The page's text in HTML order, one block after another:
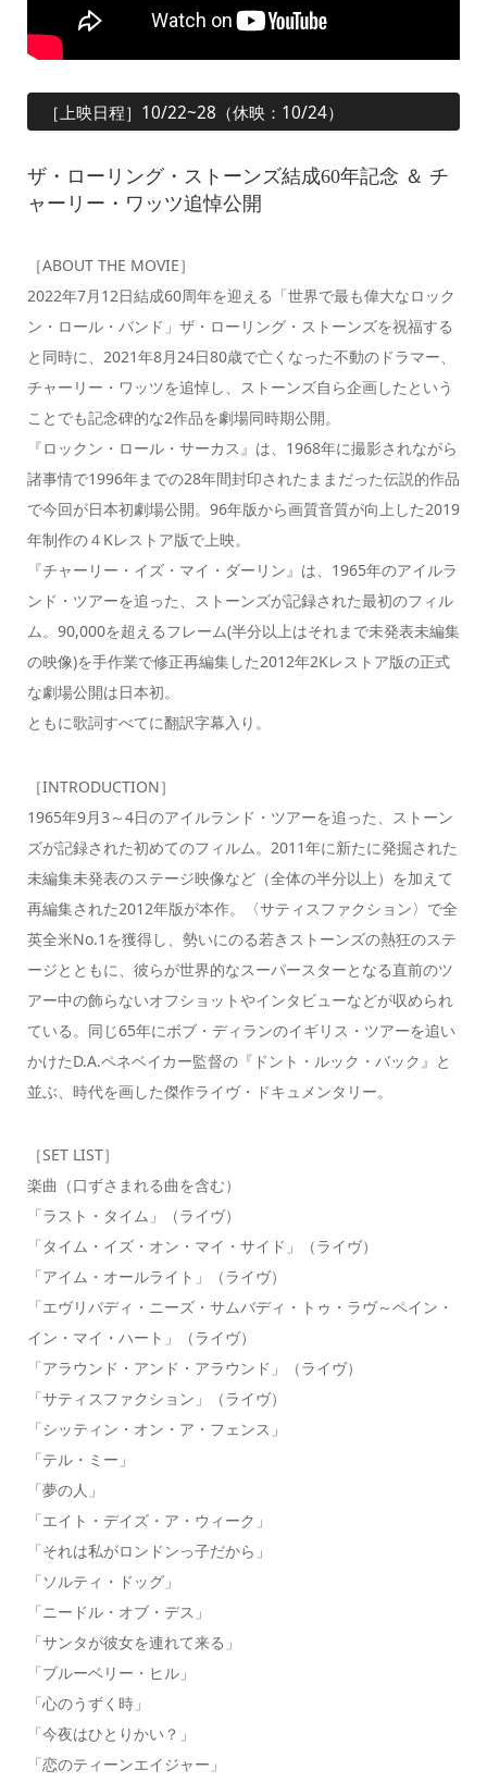
［上映日程］10/22~28（休映：10/24）
ザ・ローリング・ストーンズ結成60年記念 ＆ チ
ャーリー・ワッツ追悼公開
［ABOUT THE MOVIE］
2022年7月12日結成60周年を迎える「世界で最も偉大なロック
ン・ロール・バンド」ザ・ローリング・ストーンズを祝福する
と同時に、2021年8月24日80歳で亡くなった不動のドラマー、
チャーリー・ワッツを追悼し、ストーンズ自ら企画したという
ことでも記念碑的な2作品を劇場同時期公開。
『ロックン・ロール・サーカス』は、1968年に撮影されながら
諸事情で1996年までの28年間封印されたままだった伝説的作品
で今回が日本初劇場公開。96年版から画質音質が向上した2019
年制作の４Kレストア版で上映。
『チャーリー・イズ・マイ・ダーリン』は、1965年のアイルラ
ンド・ツアーを追った、ストーンズが記録された最初のフィル
ム。90,000を超えるフレーム(半分以上はそれまで未発表未編集
の映像)を手作業で修正再編集した2012年2Kレストア版の正式
な劇場公開は日本初。
ともに歌詞すべてに翻訳字幕入り。
［INTRODUCTION］
1965年9月3～4日のアイルランド・ツアーを追った、ストーン
ズが記録された初めてのフィルム。2011年に新たに発掘された
未編集未発表のステージ映像など（全体の半分以上）を加えて
再編集された2012年版が本作。〈サティスファクション〉で全
英全米No.1を獲得し、勢いにのる若きストーンズの熱狂のステ
ージとともに、彼らが世界的なスーパースターとなる直前のツ
アー中の飾らないオフショットやインタビューなどが収められ
ている。同じ65年にボブ・ディランのイギリス・ツアーを追い
かけたD.A.ペネベイカー監督の『ドント・ルック・バック』と
並ぶ、時代を画した傑作ライヴ・ドキュメンタリー。
［SET LIST］
楽曲（口ずさまれる曲を含む）
「ラスト・タイム」（ライヴ）
「タイム・イズ・オン・マイ・サイド」（ライヴ）
「アイム・オールライト」（ライヴ）
「エヴリバディ・ニーズ・サムバディ・トゥ・ラヴ～ペイン・
イン・マイ・ハート」（ライヴ）
「アラウンド・アンド・アラウンド」（ライヴ）
「サティスファクション」（ライヴ）
「シッティン・オン・ア・フェンス」
「テル・ミー」
「夢の人」
「エイト・デイズ・ア・ウィーク」
「それは私がロンドンっ子だから」
「ソルティ・ドッグ」
「ニードル・オブ・デス」
「サンタが彼女を連れて来る」
「ブルーベリー・ヒル」
「心のうずく時」
「今夜はひとりかい？」
「恋のティーンエイジャー」